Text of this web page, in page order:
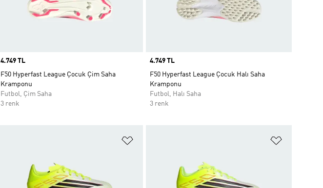
Price
4.749 TL
F50 Hyperfast League Çocuk Çim Saha
Kramponu
Futbol, Çim Saha
3 renk
Price
4.749 TL
F50 Hyperfast League Çocuk Halı Saha
Kramponu
Futbol, Halı Saha
3 renk